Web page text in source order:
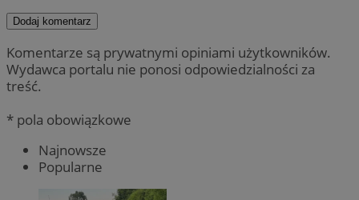
Dodaj komentarz
Komentarze są prywatnymi opiniami użytkowników.
Wydawca portalu nie ponosi odpowiedzialności za
treść.
* pola obowiązkowe
Najnowsze
Popularne